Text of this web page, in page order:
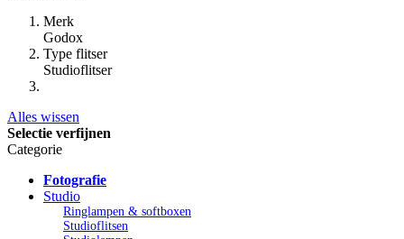
Merk
Godox
Type flitser
Studioflitser
Alles wissen
Selectie verfijnen
Categorie
Fotografie
Studio
Ringlampen & softboxen
Studioflitsen